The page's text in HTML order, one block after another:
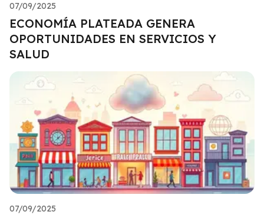
07/09/2025
ECONOMÍA PLATEADA GENERA
OPORTUNIDADES EN SERVICIOS Y
SALUD
07/09/2025